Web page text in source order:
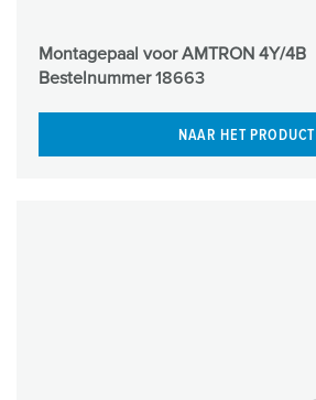
Montagepaal voor AMTRON 4Y/4B
Bestelnummer18663
NAAR HET PRODUCT